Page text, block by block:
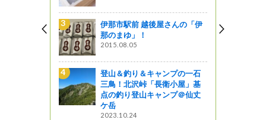
伊那市駅前 越後屋さんの「伊
那のまゆ」！
2015.08.05
登山＆釣り＆キャンプの一石
三鳥！北沢峠「長衛小屋」基
点の釣り登山キャンプ＠仙丈
ケ岳
2023.10.24